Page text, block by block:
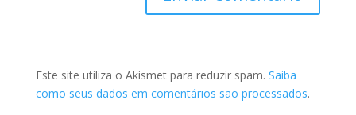
Este site utiliza o Akismet para reduzir spam. Saiba
como seus dados em comentários são processados.